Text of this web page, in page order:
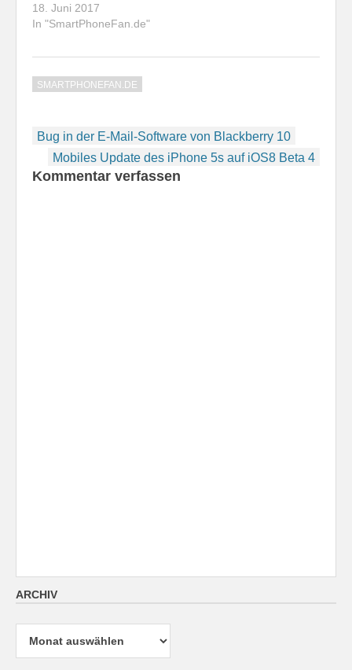
18. Juni 2017
In "SmartPhoneFan.de"
SMARTPHONEFAN.DE
Beitragsnavigation
Bug in der E-Mail-Software von Blackberry 10
Mobiles Update des iPhone 5s auf iOS8 Beta 4
Kommentar verfassen
ARCHIV
Archiv